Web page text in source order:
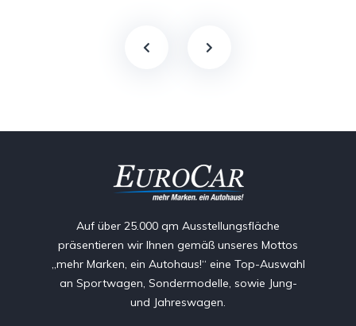
Auf über 25.000 qm Ausstellungsfläche
präsentieren wir Ihnen gemäß unseres Mottos
„mehr Marken, ein Autohaus!“ eine Top-Auswahl
an Sportwagen, Sondermodelle, sowie Jung-
und Jahreswagen.